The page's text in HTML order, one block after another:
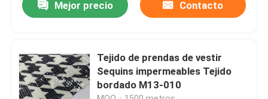
Solicitar una cita
Terry Fabric francés
Tela viscosa de lino
Mejor precio Contacto
Tejido de prendas de vestir
Sequins impermeables Tejido
bordado M13-010